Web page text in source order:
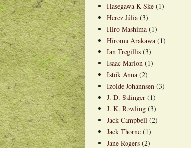
Hasegawa K-Ske (1)
Hercz Júlia (3)
Hiro Mashima (1)
Hiromu Arakawa (1)
Ian Tregillis (3)
Isaac Marion (1)
Istók Anna (2)
Izolde Johannsen (3)
J. D. Salinger (1)
J. K. Rowling (3)
Jack Campbell (2)
Jack Thorne (1)
Jane Rogers (2)